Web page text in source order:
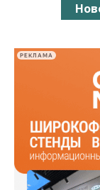
РЕКЛАМА